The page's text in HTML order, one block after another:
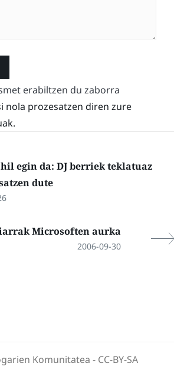
erabiltzen du zaborra
nola prozesatzen diren zure
egin da: DJ berriek teklatuaz
dute
Microsoften aurka
2006-09-30
Komunitatea - CC-BY-SA